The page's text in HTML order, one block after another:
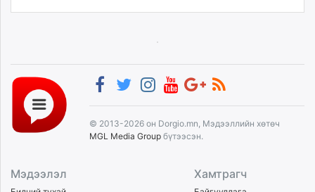
© 2013-2026 он Dorgio.mn, Мэдээллийн хөтөч
MGL Media Group бүтээсэн.
Мэдээлэл Хамтрагч